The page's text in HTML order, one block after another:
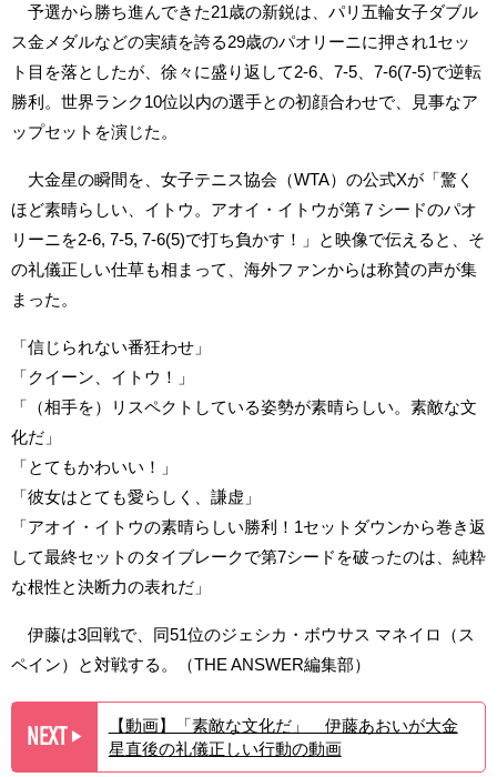
予選から勝ち進んできた21歳の新鋭は、パリ五輪女子ダブル
ス金メダルなどの実績を誇る29歳のパオリーニに押され1セッ
ト目を落としたが、徐々に盛り返して2-6、7-5、7-6(7-5)で逆転
勝利。世界ランク10位以内の選手との初顔合わせで、見事なア
ップセットを演じた。
大金星の瞬間を、女子テニス協会（WTA）の公式Xが「驚く
ほど素晴らしい、イトウ。アオイ・イトウが第７シードのパオ
リーニを2-6, 7-5, 7-6(5)で打ち負かす！」と映像で伝えると、そ
の礼儀正しい仕草も相まって、海外ファンからは称賛の声が集
まった。
「信じられない番狂わせ」
「クイーン、イトウ！」
「（相手を）リスペクトしている姿勢が素晴らしい。素敵な文
化だ」
「とてもかわいい！」
「彼女はとても愛らしく、謙虚」
「アオイ・イトウの素晴らしい勝利！1セットダウンから巻き返
して最終セットのタイブレークで第7シードを破ったのは、純粋
な根性と決断力の表れだ」
伊藤は3回戦で、同51位のジェシカ・ボウサス マネイロ（ス
ペイン）と対戦する。（THE ANSWER編集部）
NEXT ▶︎
【動画】「素敵な文化だ」 伊藤あおいが大金
星直後の礼儀正しい行動の動画